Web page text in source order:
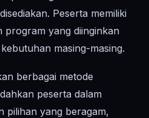
Peserta memiliki
program yang diinginkan
masing-masing.
berbagai metode
peserta dalam
pilihan yang beragam,